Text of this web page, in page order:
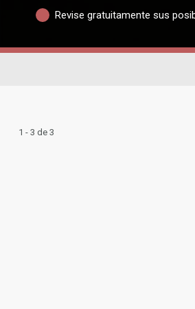
Revise gratuitamente sus
1 - 3 de 3